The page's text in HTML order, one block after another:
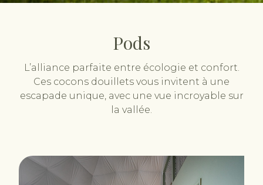
Pods
L’alliance parfaite entre écologie et confort.
Ces cocons douillets vous invitent à une
escapade unique, avec une vue incroyable sur
la vallée.